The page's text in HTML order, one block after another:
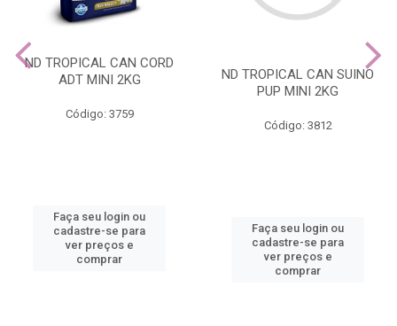
ND TROPICAL CAN CORD
ADT MINI 2KG
Código: 3759
Faça seu login ou
cadastre-se para
ver preços e
comprar
ND TROPICAL CAN SUINO
PUP MINI 2KG
Código: 3812
Faça seu login ou
cadastre-se para
ver preços e
comprar